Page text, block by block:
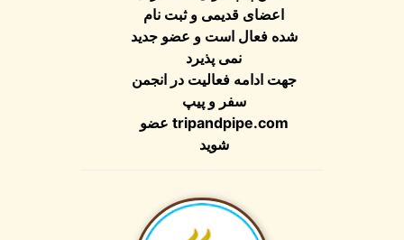
اعضای قدیمی و ثبت نام
شده فعال است و عضو جدید
نمی پذیرد
جهت ادامه فعالیت در انجمن
سفر و پیپ
tripandpipe.comعضو
شوید